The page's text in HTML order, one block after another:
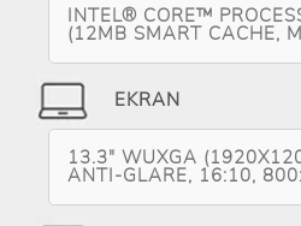
INTEL® CORE™
(12MB SMART CACHE,
EKRAN
13.3" WUXGA
ANTI-GLARE, 16:10,